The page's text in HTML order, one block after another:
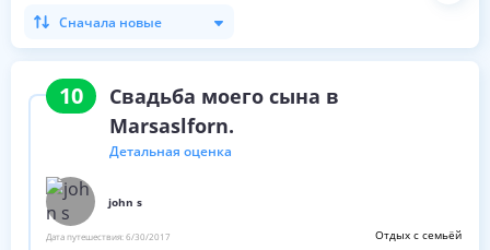
Сначала новые
10
Свадьба моего сына в
Marsaslforn.
Детальная оценка
john s
Дата путешествия:6/30/2017 Отдых с семьёй